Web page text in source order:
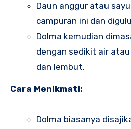
Daun anggur atau
campuran ini dan
Dolma kemudian
dengan sedikit air
dan lembut.
Cara Menikmati:
Dolma biasanya